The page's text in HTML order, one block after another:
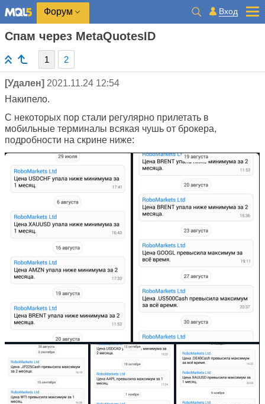
Форум Вход
Спам через MetaQuotesID
1 2
[Удален] 2021.11.24 12:54
Накипело.
С некоторых пор стали регулярно прилетать в
мобильные терминалы всякая чушь от брокера,
подробности на скрине ниже: